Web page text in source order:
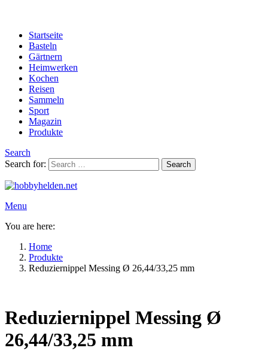
Startseite
Basteln
Gärtnern
Heimwerken
Kochen
Reisen
Sammeln
Sport
Magazin
Produkte
Search
Search for:
Search
Menu
You are here:
Home
Produkte
Reduziernippel Messing Ø 26,44/33,25 mm
Reduziernippel Messing Ø
26,44/33,25 mm